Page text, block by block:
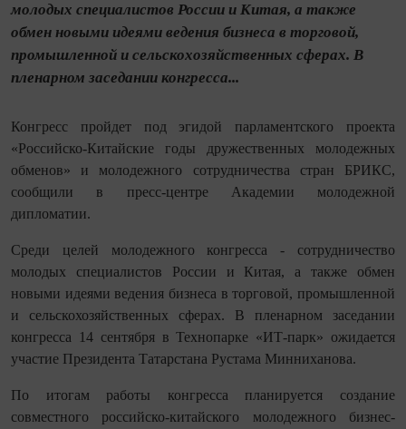
молодых специалистов России и Китая, а также
обмен новыми идеями ведения бизнеса в торговой,
промышленной и сельскохозяйственных сферах. В
пленарном заседании конгресса...
Конгресс пройдет под эгидой парламентского проекта
«Российско-Китайские годы дружественных молодежных
обменов» и молодежного сотрудничества стран БРИКС,
сообщили в пресс-центре Академии молодежной
дипломатии.
Среди целей молодежного конгресса - сотрудничество
молодых специалистов России и Китая, а также обмен
новыми идеями ведения бизнеса в торговой, промышленной
и сельскохозяйственных сферах. В пленарном заседании
конгресса 14 сентября в Технопарке «ИТ-парк» ожидается
участие Президента Татарстана Рустама Минниханова.
По итогам работы конгресса планируется создание
совместного российско-китайского молодежного бизнес-